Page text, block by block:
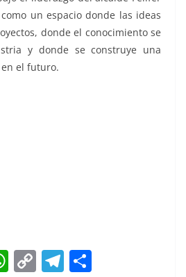
un espacio donde las ideas
donde el conocimiento se
y donde se construye una
el futuro.
W C T